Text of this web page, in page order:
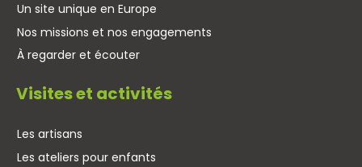
Un site unique en Europe
Nos missions et nos engagements
À regarder et écouter
Visites et activités
Les artisans
Les ateliers pour enfants